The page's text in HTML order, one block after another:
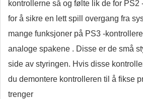
kontrollerne så og følte lik de for PS2
for å sikre en lett spill overgang fra
mange funksjoner på PS3 -
analoge spakene . Disse er de små
side av styringen. Hvis disse
du demontere kontrolleren til å fikse
trenger